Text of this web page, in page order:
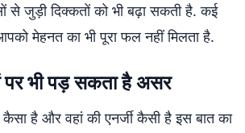
से जुड़ी दिक्कतों को भी बढ़ा सकती है. कई
मेहनत का भी पूरा फल नहीं मिलता है.
पर भी पड़ सकता है असर
है और वहां की एनर्जी कैसी है इस बात का